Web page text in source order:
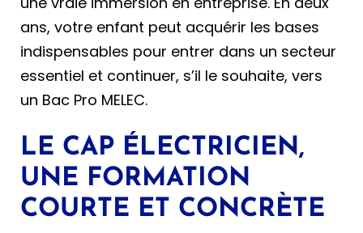
ans, votre enfant peut acquérir les bases
indispensables pour entrer dans un secteur
essentiel et continuer, s’il le souhaite, vers
un Bac Pro MELEC.
LE CAP ÉLECTRICIEN,
UNE FORMATION
COURTE ET CONCRÈTE